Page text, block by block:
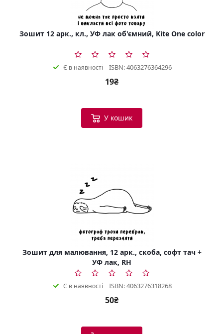
Зошит 12 арк., кл., УФ лак об'ємний, Kite One color
Є в наявності ISBN: 4063276364296
19₴
У кошик
Зошит для малювання, 12 арк., скоба, софт тач +
УФ лак, RH
Є в наявності ISBN: 4063276318268
50₴